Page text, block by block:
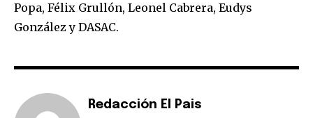
Popa, Félix Grullón, Leonel Cabrera, Eudys
González y DASAC.
Redacción El Pais